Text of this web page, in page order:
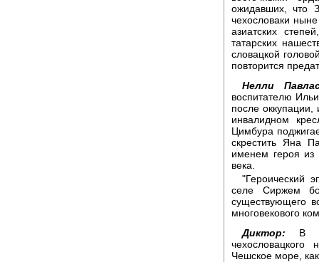
ожидавших, что
чехословаки
азиатских
татарских
словацкой
повторится
Нелли
воспитателю
после
инвалидном
Цимбура
скрестить Яна
именем героя из
века.
"Героический
селе Сиржем
существующего
многовекового
Диктор: В
чехословацкого
Чешское море,